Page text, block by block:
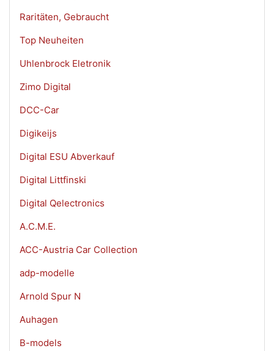
Raritäten, Gebraucht
Top Neuheiten
Uhlenbrock Eletronik
Zimo Digital
DCC-Car
Digikeijs
Digital ESU Abverkauf
Digital Littfinski
Digital Qelectronics
A.C.M.E.
ACC-Austria Car Collection
adp-modelle
Arnold Spur N
Auhagen
B-models